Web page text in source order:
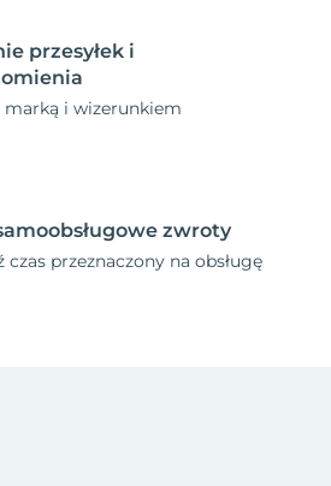
przesyłek i
marką i wizerunkiem
zwroty
czas przeznaczony na obsługę